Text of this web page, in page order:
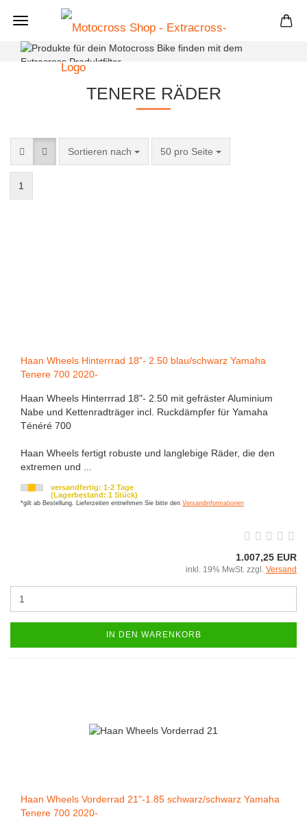
TENERE RÄDER
Sortieren nach 50 pro Seite
1
Haan Wheels Hinterrrad 18"- 2.50 blau/schwarz Yamaha
Tenere 700 2020-
Haan Wheels Hinterrrad 18"- 2.50 mit gefräster Aluminium
Nabe und Kettenradträger incl. Ruckdämpfer für Yamaha
Ténéré 700
Haan Wheels fertigt robuste und langlebige Räder, die den
extremen und ...
versandfertig: 1-2 Tage
(Lagerbestand: 1 Stück)
*gilt ab Bestellung. Lieferzeiten entnehmen Sie bitte den Versandinformationen
1.007,25 EUR
inkl. 19% MwSt. zzgl. Versand
IN DEN WARENKORB
Haan Wheels Vorderrad 21"-1.85 schwarz/schwarz Yamaha
Tenere 700 2020-